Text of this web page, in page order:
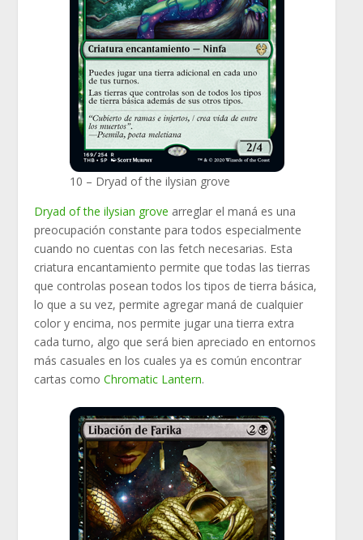
10 – Dryad of the ilysian grove
Dryad of the ilysian grove arreglar el maná es una
preocupación constante para todos especialmente
cuando no cuentas con las fetch necesarias. Esta
criatura encantamiento permite que todas las tierras
que controlas posean todos los tipos de tierra básica,
lo que a su vez, permite agregar maná de cualquier
color y encima, nos permite jugar una tierra extra
cada turno, algo que será bien apreciado en entornos
más casuales en los cuales ya es común encontrar
cartas comoChromatic Lantern.